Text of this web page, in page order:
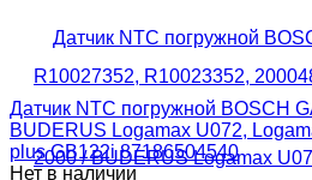
Датчик NTC погружной BOSCH
BUDERUS Logamax U072,
plus GB122i 87186504540
Нет в наличии